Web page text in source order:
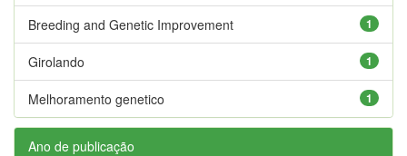
1
Breeding and Genetic Improvement
1
Girolando
1
Melhoramento genetico
Ano de publicação